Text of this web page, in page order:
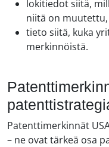
lokitiedot siitä,
niitä on muutettu,
tieto siitä, kuka
merkinnöistä.
Patenttimerkinnät
– ne ovat tärkeä osa